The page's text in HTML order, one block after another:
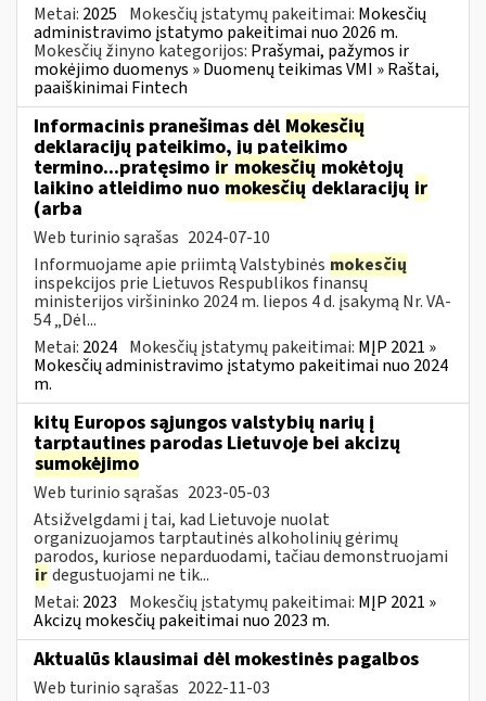
Metai: 2025 Mokesčių įstatymų pakeitimai: Mokesčių
administravimo įstatymo pakeitimai nuo 2026 m.
Mokesčių žinyno kategorijos: Prašymai, pažymos ir
mokėjimo duomenys » Duomenų teikimas VMI » Raštai,
paaiškinimai Fintech
Informacinis pranešimas dėl Mokesčių
deklaracijų pateikimo, jų pateikimo
termino...pratęsimo ir mokesčių mokėtojų
laikino atleidimo nuomokesčiųdeklaracijų ir
(arba
Web turinio sąrašas 2024-07-10
Informuojame apie priimtą Valstybinės mokesčių
inspekcijos prie Lietuvos Respublikos finansų
ministerijos viršininko 2024 m. liepos 4 d. įsakymą Nr. VA-
54 „Dėl...
Metai: 2024 Mokesčių įstatymų pakeitimai: MĮP 2021 »
Mokesčių administravimo įstatymo pakeitimai nuo 2024
m.
kitų Europos sąjungos valstybių narių į
tarptautines parodas Lietuvoje bei akcizų
sumokėjimo
Web turinio sąrašas 2023-05-03
Atsižvelgdami į tai, kad Lietuvoje nuolat
organizuojamos tarptautinės alkoholinių gėrimų
parodos, kuriose neparduodami, tačiau demonstruojami
irdegustuojami ne tik...
Metai: 2023 Mokesčių įstatymų pakeitimai: MĮP 2021 »
Akcizų mokesčių pakeitimai nuo 2023 m.
Aktualūs klausimai dėl mokestinės pagalbos
Web turinio sąrašas 2022-11-03